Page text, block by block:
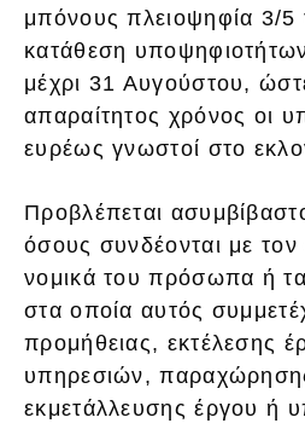
μπόνους πλειοψηφία 3/
κατάθεση
μέχρι 31 Αυγούστου,
απαραίτητος χρόνος οι
ευρέως γνωστοί στο
Προβλέπεται
όσους συνδέονται με τον
νομικά του πρόσωπα ή
στα οποία αυτός
προμήθειας, εκτέλεσης
υπηρεσιών,
εκμετάλλευσης έργου ή